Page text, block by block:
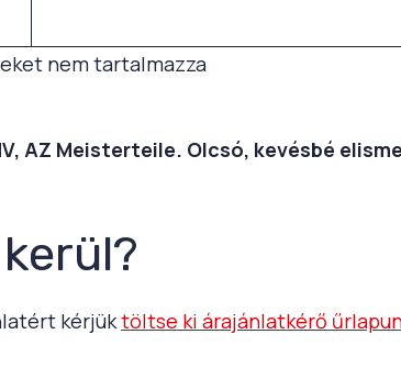
nem tartalmazza
AZ Meisterteile. Olcsó, kevésbé
kérjüktöltse ki árajánlatkérő